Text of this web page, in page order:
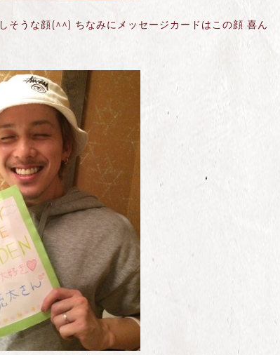
そうな顔(^^) ちなみにメッセージカードはこの顔 喜ん